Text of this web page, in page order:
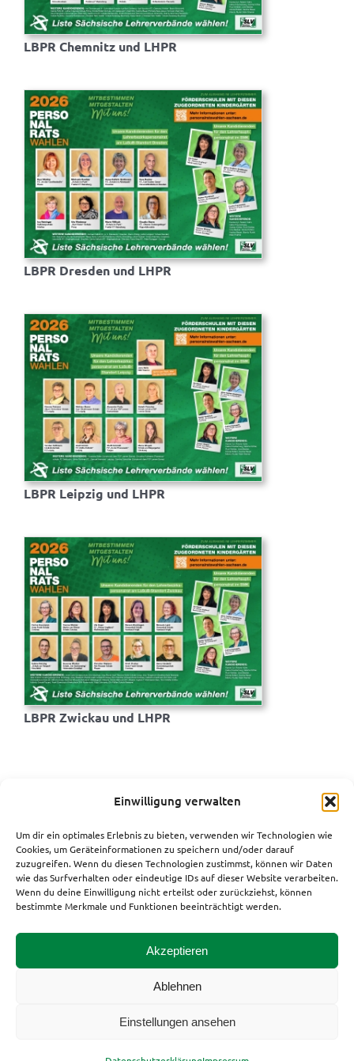
Einwilligung verwalten
Um dir ein optimales Erlebnis zu bieten, verwenden wir Technologien wie
Cookies, um Geräteinformationen zu speichern und/oder darauf
zuzugreifen. Wenn du diesen Technologien zustimmst, können wir Daten
wie das Surfverhalten oder eindeutige IDs auf dieser Website verarbeiten.
Wenn du deine Einwilligung nicht erteilst oder zurückziehst, können
bestimmte Merkmale und Funktionen beeinträchtigt werden.
Akzeptieren
Ablehnen
Einstellungen ansehen
LBPR Chemnitz und LHPR
LBPR Dresden und LHPR
LBPR Leipzig und LHPR
LBPR Zwickau und LHPR
Datenschutzerklärung